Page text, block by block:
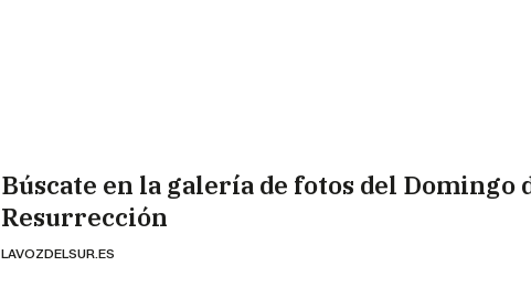
Búscate en la galería de fotos del Domingo
Resurrección
LAVOZDELSUR.ES